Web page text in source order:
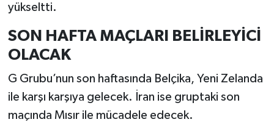
yükseltti.
SON HAFTA MAÇLARI BELİRLEYİCİ
OLACAK
G Grubu’nun son haftasında Belçika, Yeni Zelanda
ile karşı karşıya gelecek. İran ise gruptaki son
maçında Mısır ile mücadele edecek.